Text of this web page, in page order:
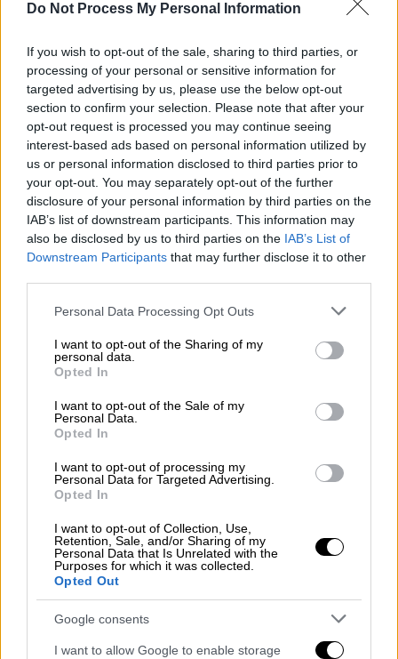
Do Not Process My Personal Information
If you wish to opt-out of the sale, sharing to third parties, or
processing of your personal or sensitive information for
targeted advertising by us, please use the below opt-out
section to confirm your selection. Please note that after your
opt-out request is processed you may continue seeing
interest-based ads based on personal information utilized by
us or personal information disclosed to third parties prior to
your opt-out. You may separately opt-out of the further
disclosure of your personal information by third parties on the
IAB’s list of downstream participants. This information may
also be disclosed by us to third parties on the IAB’s List of
Downstream Participants that may further disclose it to other
Please note that this website/app uses one or more Google
not limited to your visit or usage behaviour. You may click to
grant or deny consent to Google and its third-party tags to
use your data for below specified purposes in below Google
consent section.
Personal Data Processing Opt Outs
I want to opt-out of the Sharing of my
personal data.
Opted In
I want to opt-out of the Sale of my
Personal Data.
Opted In
I want to opt-out of processing my
Personal Data for Targeted Advertising.
Opted In
I want to opt-out of Collection, Use,
Retention, Sale, and/or Sharing of my
Personal Data that Is Unrelated with the
Purposes for which it was collected.
Opted Out
Google consents
I want to allow Google to enable storage
Μαρτίου έως 15 Ιουλίου, ωστόσο
φορολογούμενοι και επιχειρήσεις θα πρέπει
να προετοιμαστούν από τώρα.
Ήδη από τα μέσα Ιανουαρίου έχει ανοίξει η
πλατφόρμα της ΑΑΔΕ για τους
φορολογούμενους που θέλουν να πάρουν
«φορολογικό διαζύγιο» φέτος, υποβάλοντας
ξεχωριστές φορολογικές δηλώσεις. Μια
διαδικασία που θα διαρκέσει έως και τις 2
Μαρτίου 2026.
Παράλληλα, μέχρι τις 28 Φεβρουαρίου θα
πρέπει οι εργοδοτικοί φορείς και οι
τράπεζες να έχουν διαβιβάσει στην ΑΑΔΕ τα
στοιχεία των μισθών, συντάξεων,
επιδομάτων, λοιπών αμοιβών και των
Έκπτωση μέχρι 4% στον φόρο
Όπως και πέρυσι, οι φορολογούμενοι
μπορούν να κερδίσουν έκπτωση έως και 4%
πληρώσουν εφάπαξ, ανάλογα με το πόσο
νωρίς θα υποβάλουν την φορολογική τους
δήλωση.
Συγκεκριμένα, η έκπτωση εφάπαξ πληρωμής
διαμορφώνεται ως εξής: